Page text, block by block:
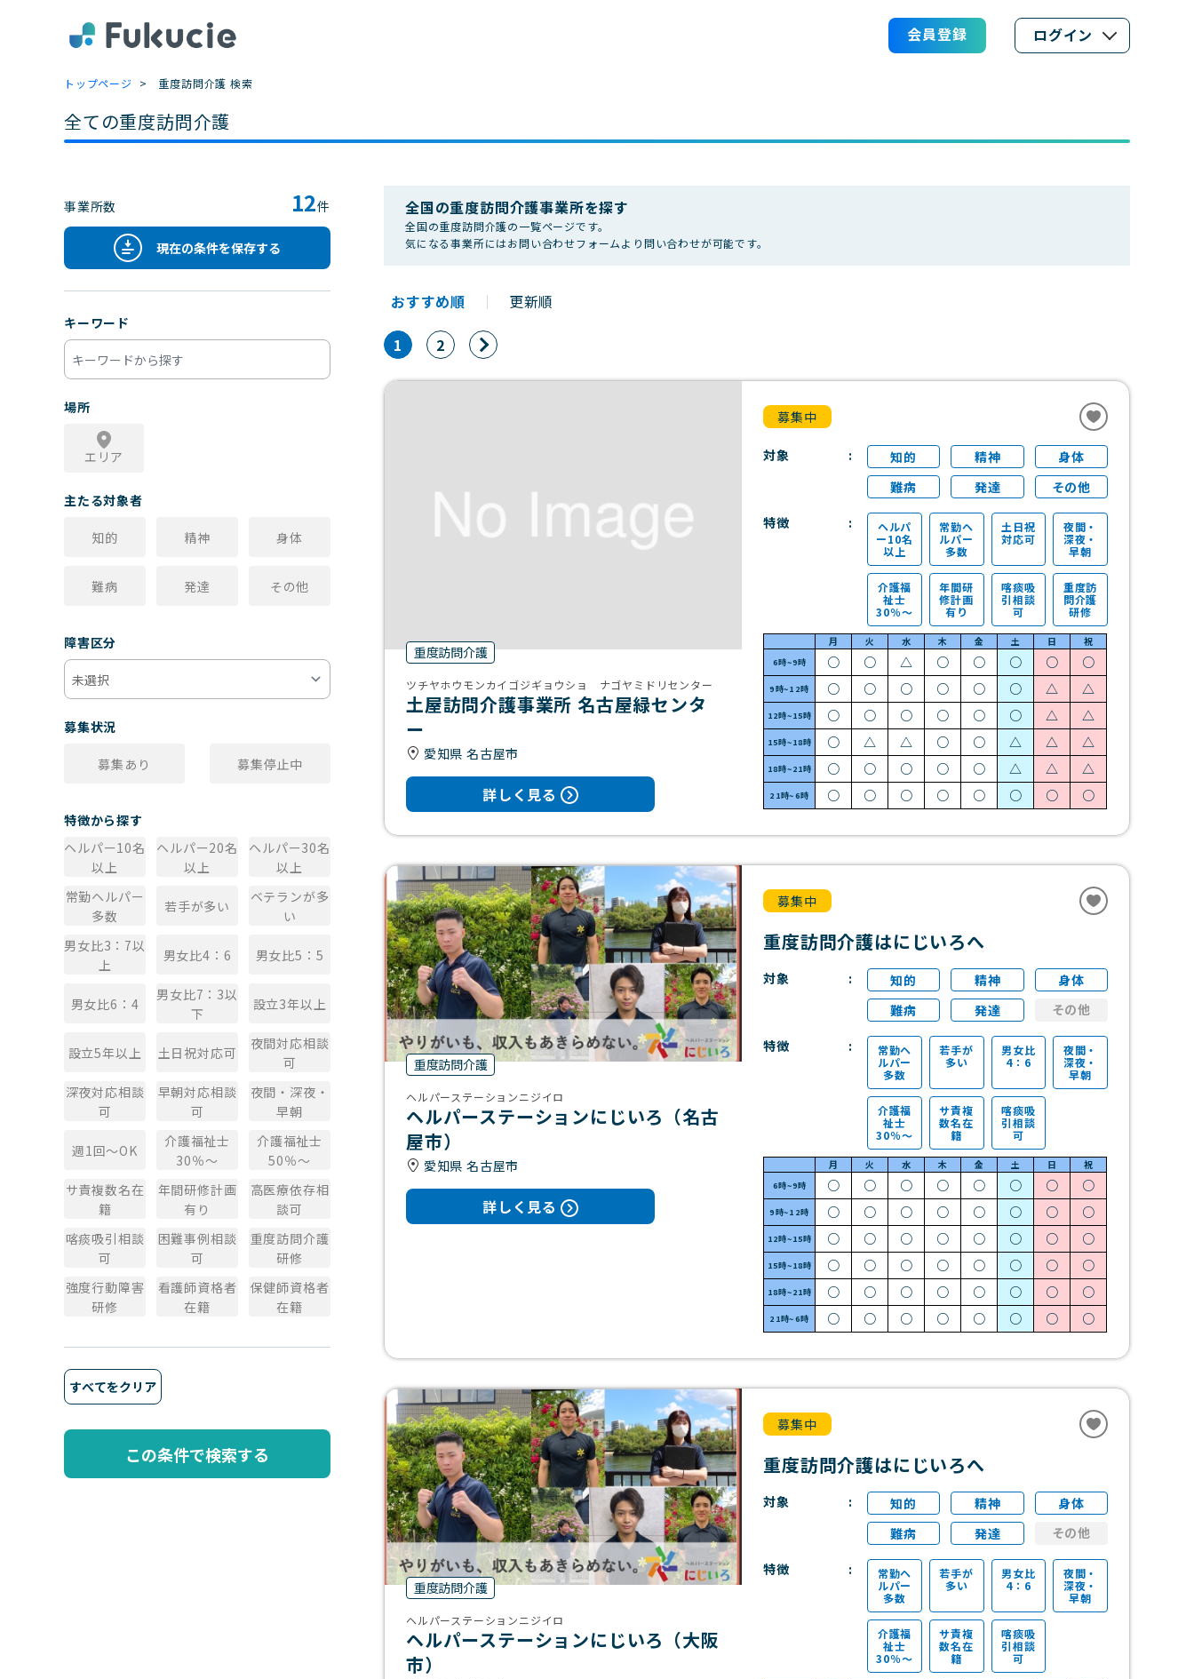
会員登録 ログイン
トップページ 重度訪問介護 検索
全ての重度訪問介護
事業所数 12件
現在の条件を保存する
キーワード
場所
エリア
主たる対象者
知的 精神 身体
難病 発達 その他
障害区分
募集状況
募集あり 募集停止中
特徴から探す
ヘルパー10名
以上
ヘルパー20名
以上
ヘルパー30名
以上
常勤ヘルパー
多数
若手が多い
ベテランが多
い
男女比3：7以
上
男女比4：6 男女比5：5
男女比6：4
男女比7：3以
下
設立3年以上
設立5年以上 土日祝対応可
夜間対応相談
可
深夜対応相談
可
早朝対応相談
可
夜間・深夜・
早朝
週1回～OK
介護福祉士
30％～
介護福祉士
50％～
サ責複数名在
籍
年間研修計画
有り
高医療依存相
談可
喀痰吸引相談
可
困難事例相談
可
重度訪問介護
研修
強度行動障害
研修
看護師資格者
在籍
保健師資格者
在籍
すべてをクリア
この条件で検索する
全国の重度訪問介護事業所を探す
全国の重度訪問介護の一覧ページです。
気になる事業所にはお問い合わせフォームより問い合わせが可能です。
おすすめ順 ｜ 更新順
1 2
重度訪問介護
ツチヤホウモンカイゴジギョウショ ナゴヤミドリセンター
土屋訪問介護事業所 名古屋緑センタ
ー
愛知県 名古屋市
詳しく見る
募集中
対象 知的 精神
身体
難病
発達
その他
特徴
ヘルパ
ー10名
以上
常勤ヘ
ルパー
多数
土日祝
対応可
夜間・
深夜・
早朝
介護福
祉士
30％～
年間研
修計画
有り
喀痰吸
引相談
可
重度訪
問介護
研修
月 火 水 木 金 土 日 祝
6時~9時 ○ ○ △ ○ ○ ○ ○ ○
9時~12時 ○ ○ ○ ○ ○ ○ △ △
12時~15時 ○ ○ ○ ○ ○ ○ △ △
15時~18時 ○ △ △ ○ ○ △ △ △
18時~21時 ○ ○ ○ ○ ○ △ △ △
21時~6時 ○ ○ ○ ○ ○ ○ ○ ○
重度訪問介護
ヘルパーステーションニジイロ
ヘルパーステーションにじいろ（名古
屋市）
愛知県 名古屋市
詳しく見る
募集中
重度訪問介護はにじいろへ
対象 知的 精神
身体
難病
発達 その他
特徴
常勤ヘ
ルパー
多数
若手が
多い
男女比
4：6
夜間・
深夜・
早朝
介護福
祉士
30％～
サ責複
数名在
籍
喀痰吸
引相談
可
月 火 水 木 金 土 日 祝
6時~9時 ○ ○ ○ ○ ○ ○ ○ ○
9時~12時 ○ ○ ○ ○ ○ ○ ○ ○
12時~15時 ○ ○ ○ ○ ○ ○ ○ ○
15時~18時 ○ ○ ○ ○ ○ ○ ○ ○
18時~21時 ○ ○ ○ ○ ○ ○ ○ ○
21時~6時 ○ ○ ○ ○ ○ ○ ○ ○
重度訪問介護
ヘルパーステーションニジイロ
ヘルパーステーションにじいろ（大阪
市）
募集中
重度訪問介護はにじいろへ
対象 知的 精神
身体
難病
発達 その他
特徴
常勤ヘ
ルパー
多数
若手が
多い
男女比
4：6
夜間・
深夜・
早朝
介護福
祉士
30％～
サ責複
数名在
籍
喀痰吸
引相談
可